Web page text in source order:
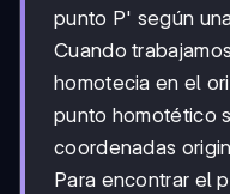
punto P' según
Cuando
homotecia en el
punto homotético
coordenadas
Para encontrar el